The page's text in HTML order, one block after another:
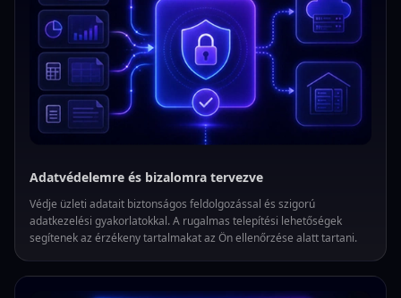
Adatvédelemre és bizalomra tervezve
Védje üzleti adatait biztonságos feldolgozással és szigorú
adatkezelési gyakorlatokkal. A rugalmas telepítési lehetőségek
segítenek az érzékeny tartalmakat az Ön ellenőrzése alatt tartani.